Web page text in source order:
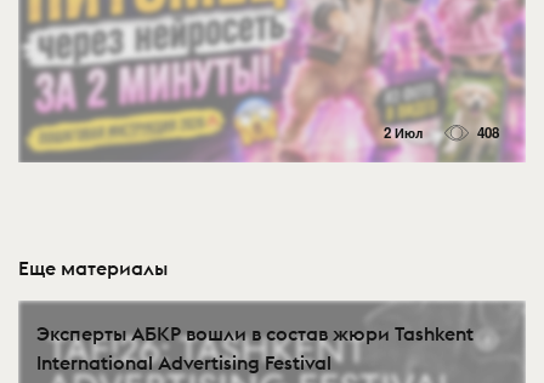
2 Июл 408
Еще материалы
Эксперты АБКР вошли в состав жюри Tashkent
International Advertising Festival